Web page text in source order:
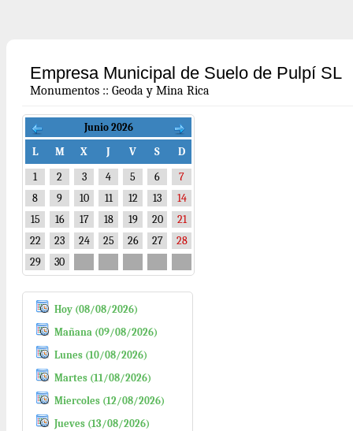
Empresa Municipal de Suelo de Pulpí SL
Monumentos :: Geoda y Mina Rica
Junio 2026
L M X J V S
D
1
2 3 4 5 6
7
8
9 10 11 12 13
14
15
16 17 18 19 20
21
22
23 24 25 26 27
28
29
30
Hoy (08/08/2026)
Mañana (09/08/2026)
Lunes (10/08/2026)
Martes (11/08/2026)
Miercoles (12/08/2026)
Jueves (13/08/2026)